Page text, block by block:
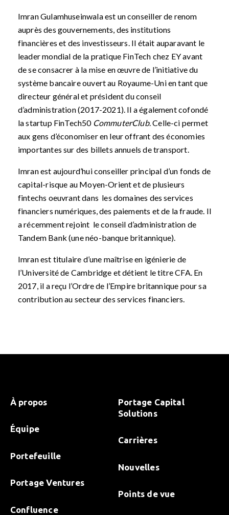
Imran Gulamhuseinwala est un conseiller de renom
auprès des gouvernements, des institutions
financières et des investisseurs. Il était auparavant le
leader mondial de la pratique FinTech chez EY avant
de se consacrer à la mise en œuvre de l’initiative du
système bancaire ouvert au Royaume-Uni en tant que
directeur général et président du conseil
d’administration (2017-2021). Il a également cofondé
la startup FinTech50 CommuterClub. Celle-ci permet
aux gens d’économiser en leur offrant des économies
importantes sur des billets annuels de transport.
Imran est aujourd’hui conseiller principal d’un fonds de
capital-risque au Moyen-Orient et de plusieurs
fintechs oeuvrant dans les domaines des services
financiers numériques, des paiements et de la fraude. Il
a récemment rejoint le conseil d’administration de
Tandem Bank (une néo-banque britannique).
Imran est titulaire d’une maîtrise en igénierie de
l’Université de Cambridge et détient le titre CFA. En
2017, il a reçu l’Ordre de l’Empire britannique pour sa
contribution au secteur des services financiers.
À propos
Équipe
Portefeuille
Portage Ventures
Confluence
Portage Capital
Solutions
Carrières
Nouvelles
Points de vue